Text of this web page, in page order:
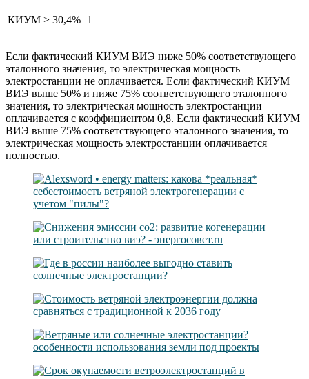
КИУМ > 30,4% 1
Если фактический КИУМ ВИЭ ниже 50% соответствующего
эталонного значения, то электрическая мощность
электростанции не оплачивается. Если фактический КИУМ
ВИЭ выше 50% и ниже 75% соответствующего эталонного
значения, то электрическая мощность электростанции
оплачивается с коэффициентом 0,8. Если фактический КИУМ
ВИЭ выше 75% соответствующего эталонного значения, то
электрическая мощность электростанции оплачивается
полностью.